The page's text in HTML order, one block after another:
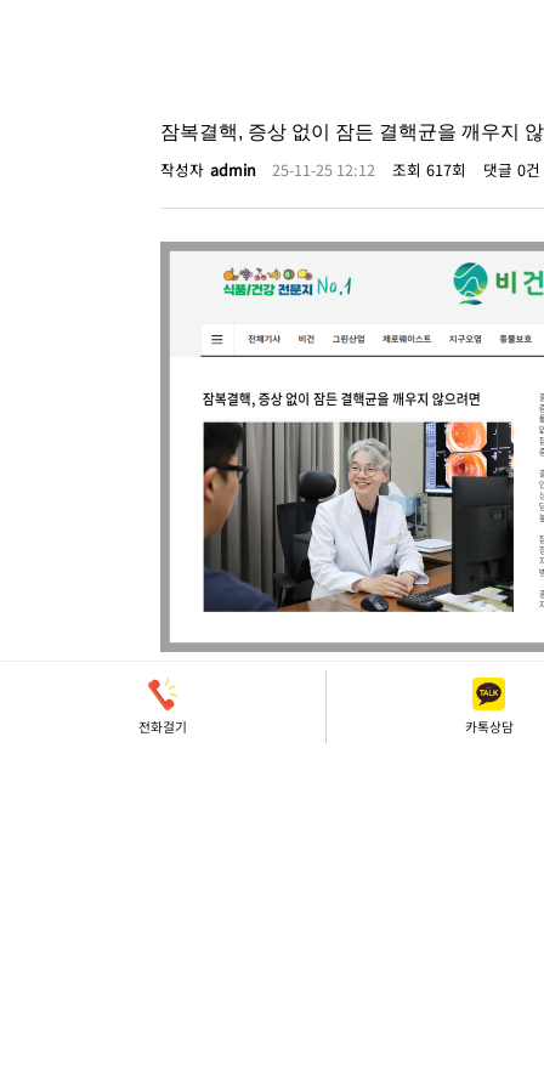
전화걸기 카톡상담
잠복결핵, 증상 없이 잠든 결핵균을 깨우지
작성자 admin 25-11-25 12:12 조회 617회 댓글 0건